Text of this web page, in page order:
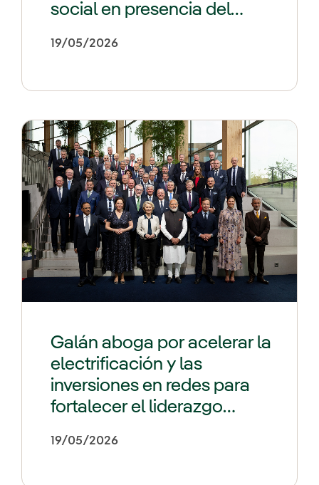
social en presencia del
19/05/2026
Galán aboga por acelerar la
electrificación y las
inversiones en redes para
fortalecer el liderazgo
19/05/2026